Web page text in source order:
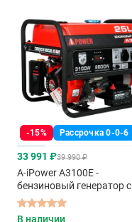
-15% Рассрочка 0-0-6
33 991 ₽39 990 ₽
A-iPower A3100E -
бензиновый генератор с
электрозапуском
В наличии